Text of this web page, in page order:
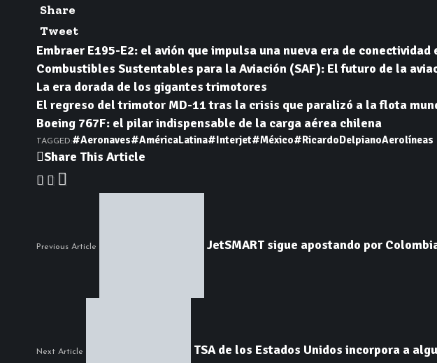
Share
Tweet
Embraer E195-E2: el avión que impulsa una nueva era de conectividad
Combustibles Sustentables para la Aviación (SAF): El futuro de la
La era dorada de los gigantes trimotores
El regreso del trimotor MD-11 tras la crisis que paralizó a la flota
Boeing 767F: el pilar indispensable de la carga aérea chilena
TAGGED:#Aeronaves#AméricaLatina#Interjet#México#RicardoDelpianoAerolíneas
Share This Article
Previous Article JetSMART sigue apostando por
Next Article TSA de los Estados Unidos incorpora a